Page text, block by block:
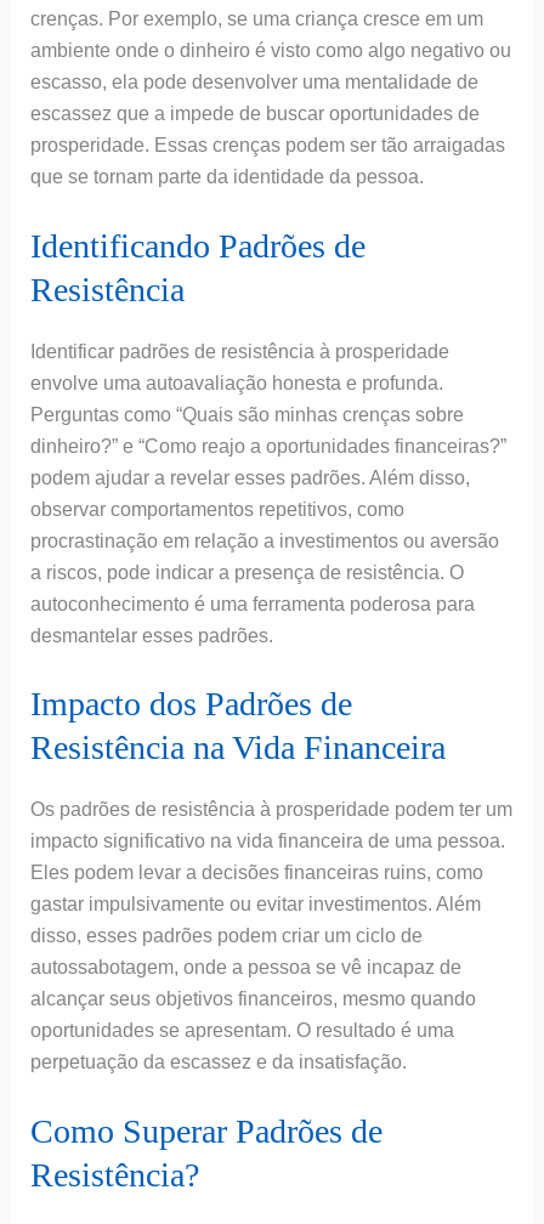
crenças. Por exemplo, se uma criança cresce em um
ambiente onde o dinheiro é visto como algo negativo ou
escasso, ela pode desenvolver uma mentalidade de
escassez que a impede de buscar oportunidades de
prosperidade. Essas crenças podem ser tão arraigadas
que se tornam parte da identidade da pessoa.
Identificando Padrões de
Resistência
Identificar padrões de resistência à prosperidade
envolve uma autoavaliação honesta e profunda.
Perguntas como “Quais são minhas crenças sobre
dinheiro?” e “Como reajo a oportunidades financeiras?”
podem ajudar a revelar esses padrões. Além disso,
observar comportamentos repetitivos, como
procrastinação em relação a investimentos ou aversão
a riscos, pode indicar a presença de resistência. O
autoconhecimento é uma ferramenta poderosa para
desmantelar esses padrões.
Impacto dos Padrões de
Resistência na Vida Financeira
Os padrões de resistência à prosperidade podem ter um
impacto significativo na vida financeira de uma pessoa.
Eles podem levar a decisões financeiras ruins, como
gastar impulsivamente ou evitar investimentos. Além
disso, esses padrões podem criar um ciclo de
autossabotagem, onde a pessoa se vê incapaz de
alcançar seus objetivos financeiros, mesmo quando
oportunidades se apresentam. O resultado é uma
perpetuação da escassez e da insatisfação.
Como Superar Padrões de
Resistência?